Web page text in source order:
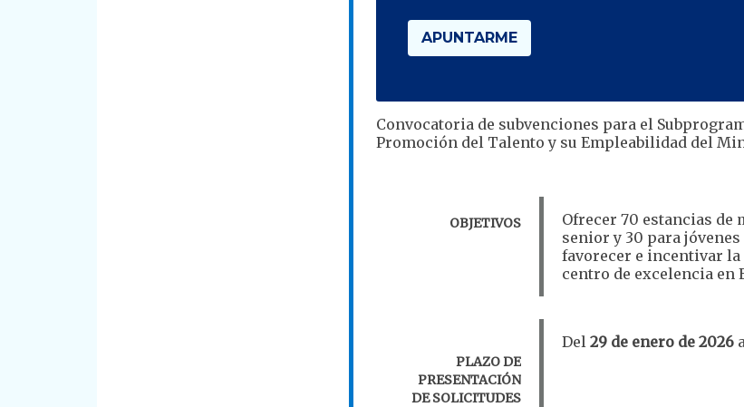
APUNTARME
Convocatoria de subvenciones para el
Promoción del Talento y su Empleabilidad del
OBJETIVOS
​Ofrecer 70 estancias
senior y 30 para
favorecer e incentivar
centro de excelencia en
PLAZO DE
PRESENTACIÓN
DE SOLICITUDES
Del 29 de enero de 2026